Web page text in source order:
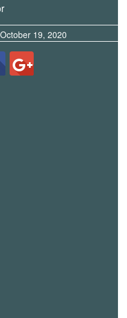
19, 2020